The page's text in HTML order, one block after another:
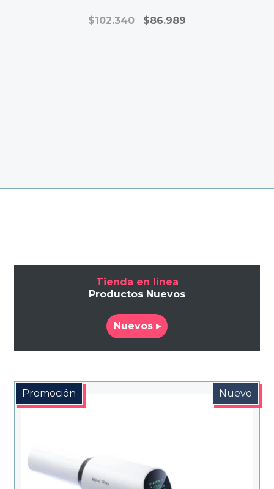
$102.340
El$86.989El
Tienda en línea
Productos Nuevos
Nuevos ▸
Nuevo
Promoción